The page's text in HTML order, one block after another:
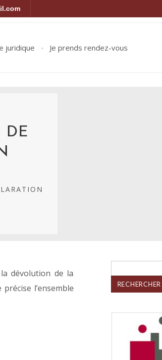
juridique Je prends rendez-vous
DE
dévolution de la
l’ensemble